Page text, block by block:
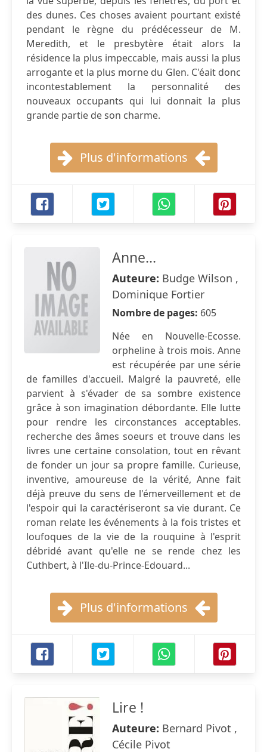
des dunes. Ces choses avaient pourtant existé
pendant le règne du prédécesseur de M.
Meredith, et le presbytère était alors la
résidence la plus impeccable, mais aussi la plus
arrogante et la plus morne du Glen. C'éait donc
incontestablement la personnalité des
nouveaux occupants qui lui donnait la plus
grande partie de son charme.
Plus d'informations
Anne...
Auteure: Budge Wilson ,
Dominique Fortier
Nombre de pages: 605
Née en Nouvelle-Ecosse.
orpheline à trois mois. Anne
est récupérée par une série
de familles d'accueil. Malgré la pauvreté, elle
parvient à s'évader de sa sombre existence
grâce à son imagination débordante. Elle lutte
pour rendre les circonstances acceptables.
recherche des âmes soeurs et trouve dans les
livres une certaine consolation, tout en rêvant
de fonder un jour sa propre famille. Curieuse,
inventive, amoureuse de la vérité, Anne fait
déjà preuve du sens de l'émerveillement et de
l'espoir qui la caractériseront sa vie durant. Ce
roman relate les événements à la fois tristes et
loufoques de la vie de la rouquine à l'esprit
débridé avant qu'elle ne se rende chez les
Cuthbert, à l'Ile-du-Prince-Edouard...
Plus d'informations
Lire !
Auteure: Bernard Pivot ,
Cécile Pivot